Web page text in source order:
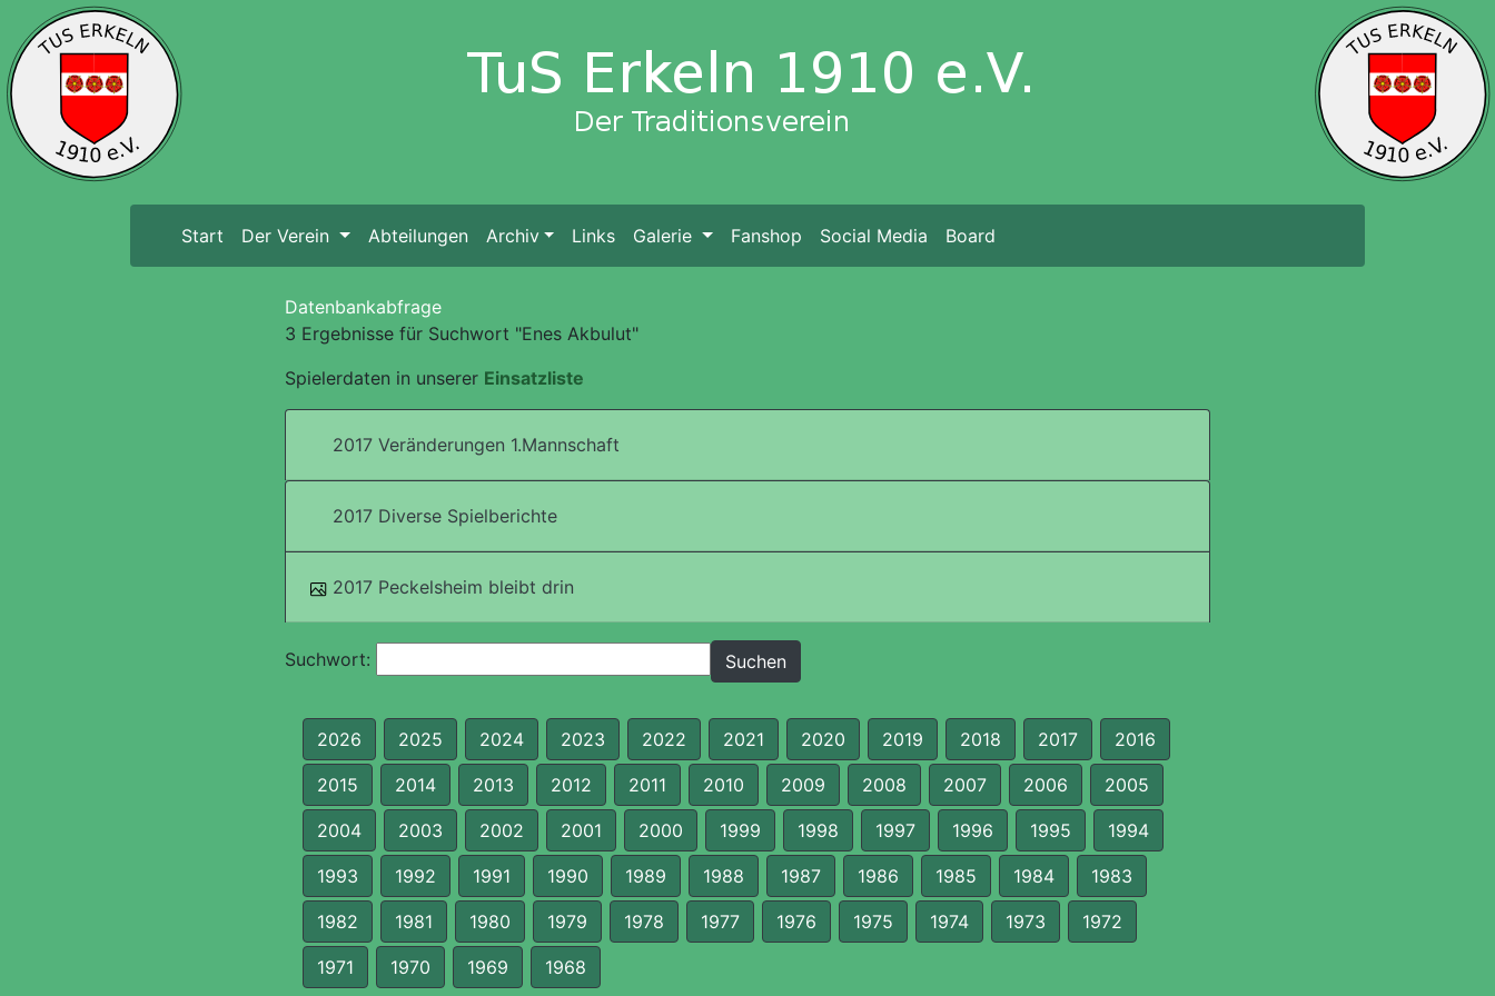
Start (current)
Der Verein Abteilungen Archiv Links Galerie Fanshop Social Media Board
Datenbankabfrage
3 Ergebnisse für Suchwort "Enes Akbulut"
Spielerdaten in unserer Einsatzliste
2017 Veränderungen 1.Mannschaft
2017 Diverse Spielberichte
2017 Peckelsheim bleibt drin
Suchwort:
2026 2025 2024 2023 2022 2021 2020 2019 2018 2017 2016
2015 2014 2013 2012 2011 2010 2009 2008 2007 2006 2005
2004 2003 2002 2001 2000 1999 1998 1997 1996 1995 1994
1993 1992 1991 1990 1989 1988 1987 1986 1985 1984 1983
1982 1981 1980 1979 1978 1977 1976 1975 1974 1973 1972
1971 1970 1969 1968